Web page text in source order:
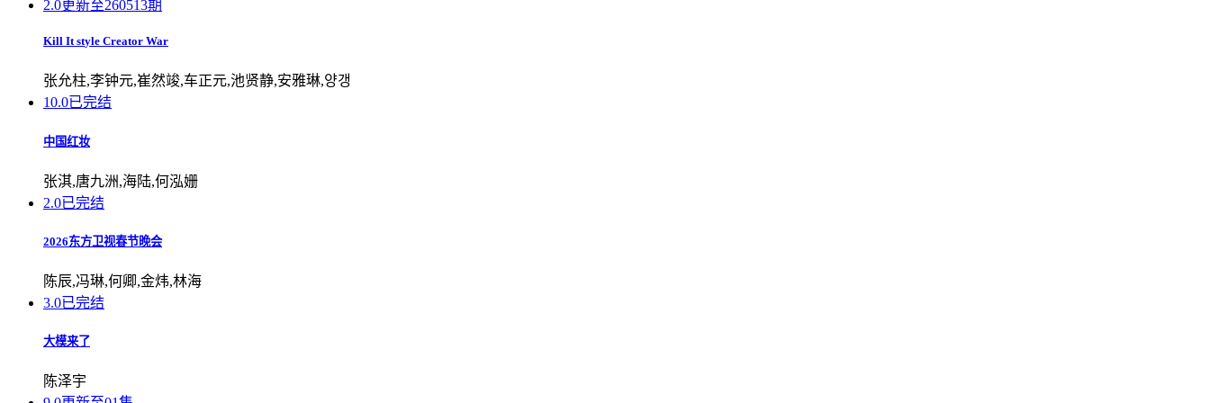
2.0更新至260513期
Kill It style Creator War
张允柱,李钟元,崔然竣,车正元,池贤静,安雅琳,양갱
10.0已完结
中国红妆
张淇,唐九洲,海陆,何泓姗
2.0已完结
2026东方卫视春节晚会
陈辰,冯琳,何卿,金炜,林海
3.0已完结
大模来了
陈泽宇